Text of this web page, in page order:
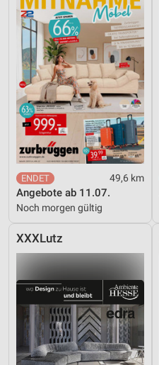
49,6 km
Angebote ab 11.07.
Noch morgen gültig
XXXLutz